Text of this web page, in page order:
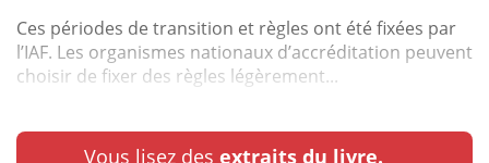
Ces périodes de transition et règles ont été fixées par
l’IAF. Les organismes nationaux d’accréditation peuvent
choisir de fixer des règles légèrement...
Vous lisez des extraits du livre.